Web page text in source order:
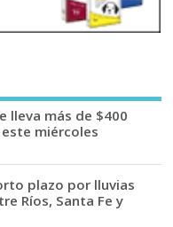
lleva más de $400
miércoles
plazo por lluvias
Ríos, Santa Fe y